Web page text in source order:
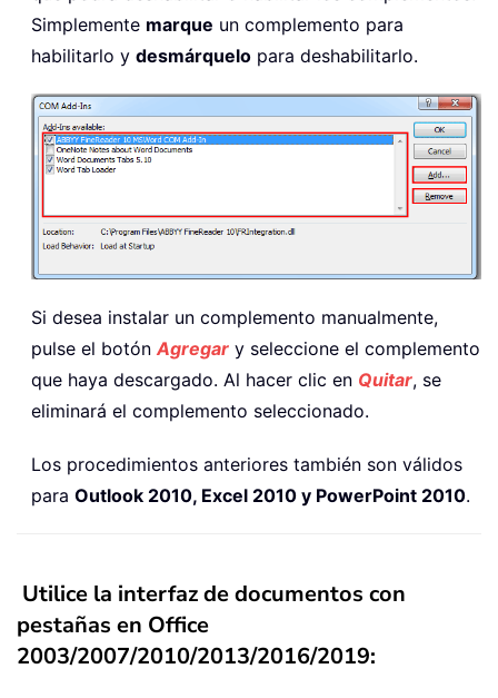
Simplemente marque un complemento para
habilitarlo y desmárquelo para deshabilitarlo.
Si desea instalar un complemento manualmente,
pulse el botón Agregar y seleccione el complemento
que haya descargado. Al hacer clic en Quitar, se
eliminará el complemento seleccionado.
Los procedimientos anteriores también son válidos
para Outlook 2010, Excel 2010 y PowerPoint 2010.
Utilice la interfaz de documentos con
pestañas en Office
2003/2007/2010/2013/2016/2019: